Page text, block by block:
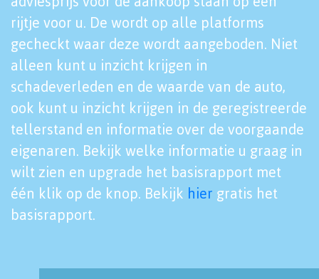
rijtje voor u. De wordt op alle platforms
gecheckt waar deze wordt aangeboden. Niet
alleen kunt u inzicht krijgen in
schadeverleden en de waarde van de auto,
ook kunt u inzicht krijgen in de geregistreerde
tellerstand en informatie over de voorgaande
eigenaren. Bekijk welke informatie u graag in
wilt zien en upgrade het basisrapport met
één klik op de knop. Bekijk hier gratis het
basisrapport.